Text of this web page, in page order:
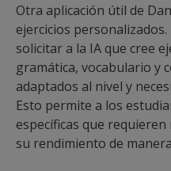
Otra aplicación útil de
ejercicios
solicitar a la IA que cree
gramática, vocabulario y
adaptados al nivel y
Esto permite a los
específicas que
su rendimiento de